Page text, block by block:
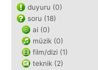
duyuru (0)
soru (18)
ai (0)
müzik (0)
film/dizi (1)
teknik (2)